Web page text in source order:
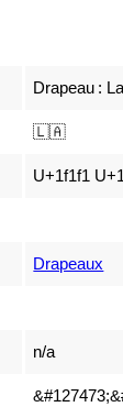
Drapeau :
🇱🇦
U+1f1f1
Drapeaux
n/a